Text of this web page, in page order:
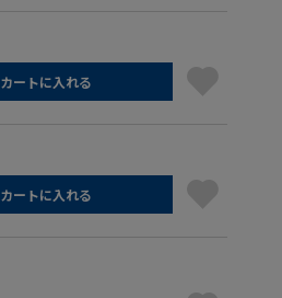
カートに入れる
カートに入れる